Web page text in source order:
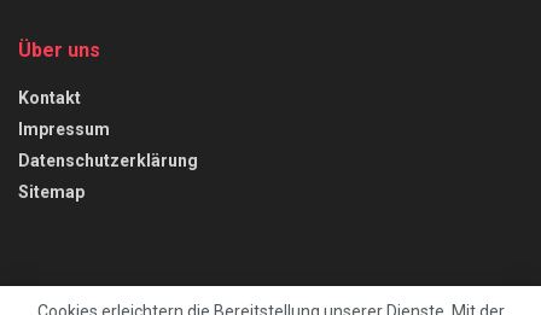
Über uns
Kontakt
Impressum
Datenschutzerklärung
Sitemap